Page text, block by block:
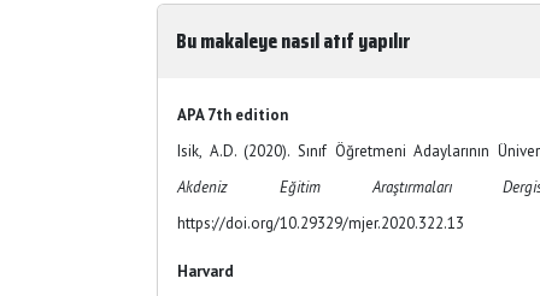
Bu makaleye nasıl atıf yapılır
APA 7th edition
Isik, A.D. (2020). Sınıf Öğretmeni Adaylarının
Akdeniz Eğitim Araştırmaları
https://doi.org/10.29329/mjer.2020.322.13
Harvard